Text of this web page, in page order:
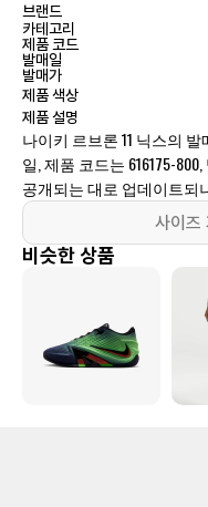
브랜드
카테고리
제품 코드
발매일
발매가
제품 색상
제품 설명
나이키 르브론 11 닉스의
일, 제품 코드는 616175-
공개되는 대로 업데이트되
사이즈
비슷한 상품